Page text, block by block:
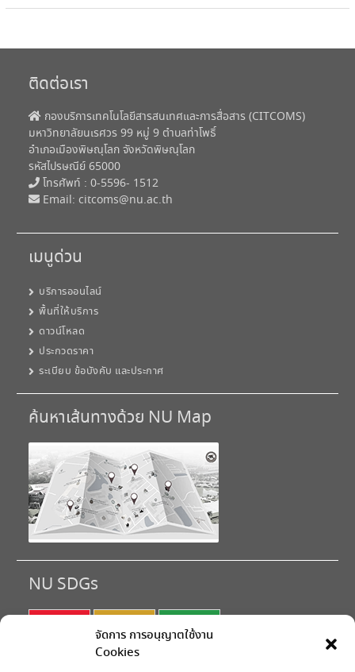
จัดการ การอนุญาตใช้งาน
Cookies
ติดต่อเรา
กองบริการเทคโนโลยีสารสนเทศและการสื่อสาร (CITCOMS)
มหาวิทยาลัยนเรศวร 99 หมู่ 9 ตำบลท่าโพธิ์
อำเภอเมืองพิษณุโลก จังหวัดพิษณุโลก
รหัสไปรษณีย์ 65000
โทรศัพท์ : 0-5596- 1512
Email: citcoms@nu.ac.th
เมนูด่วน
บริการออนไลน์
พื้นที่ให้บริการ
ดาวน์โหลด
ประกวดราคา
ระเบียบ ข้อบังคับ และประกาศ
ค้นหาเส้นทางด้วย NU Map
NU SDGs
SDG 5